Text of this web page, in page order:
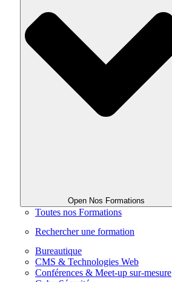
Open Nos Formations
Toutes nos Formations
Rechercher une formation
Bureautique
CMS & Technologies Web
Conférences & Meet-up sur-mesure